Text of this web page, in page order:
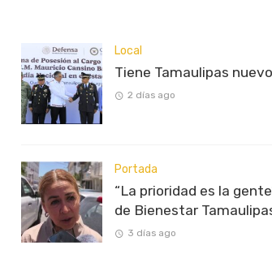
Local
Tiene Tamaulipas
2 días ago
Portada
“La prioridad es la
de Bienestar
3 días ago